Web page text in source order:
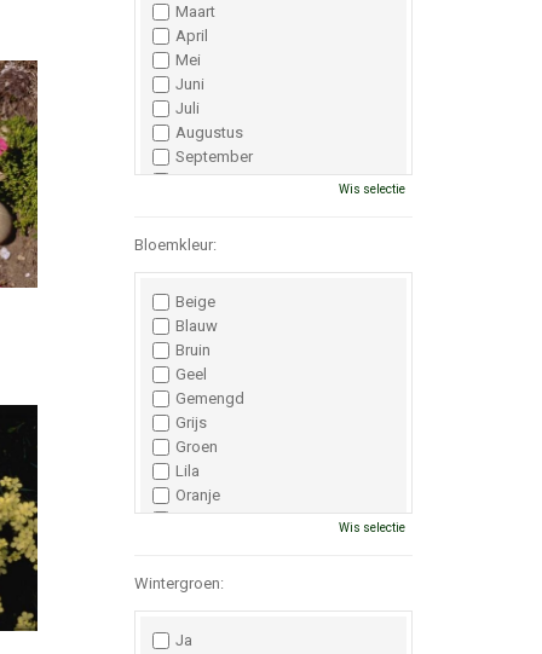
Maart
April
Mei
Juni
Juli
Augustus
September
Oktober
Wis selectie
Bloemkleur:
Beige
Blauw
Bruin
Geel
Gemengd
Grijs
Groen
Lila
Oranje
Paars
Wit
Zwart
Wis selectie
Wintergroen:
Ja